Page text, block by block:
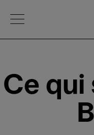
Open Menu
Ce qui